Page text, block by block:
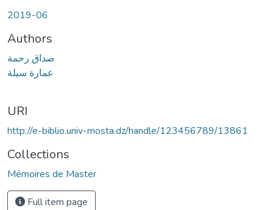
2019-06
Authors
صداق رحمة
عمارة سيلة
URI
http://e-biblio.univ-mosta.dz/handle/123456789/13861
Collections
Mémoires de Master
Full item page